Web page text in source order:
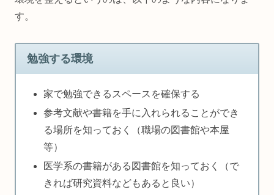
す。
勉強する環境
家で勉強できるスペースを確保する
参考文献や書籍を手に入れられることができ
る場所を知っておく（職場の図書館や本屋
等）
医学系の書籍がある図書館を知っておく（で
きれば研究資料などもあると良い）